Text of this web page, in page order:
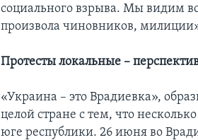
социального взрыва. Мы видим
произвола чиновников,
Протесты локальные –
«Украина – это Врадиевка»,
целой стране с тем, что
юге республики. 26 июня во